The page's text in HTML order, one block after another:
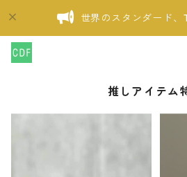
世界のスタンダード、
推しアイテム